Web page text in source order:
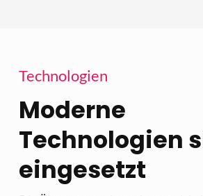
Technologien
Moderne
Technologien
eingesetzt